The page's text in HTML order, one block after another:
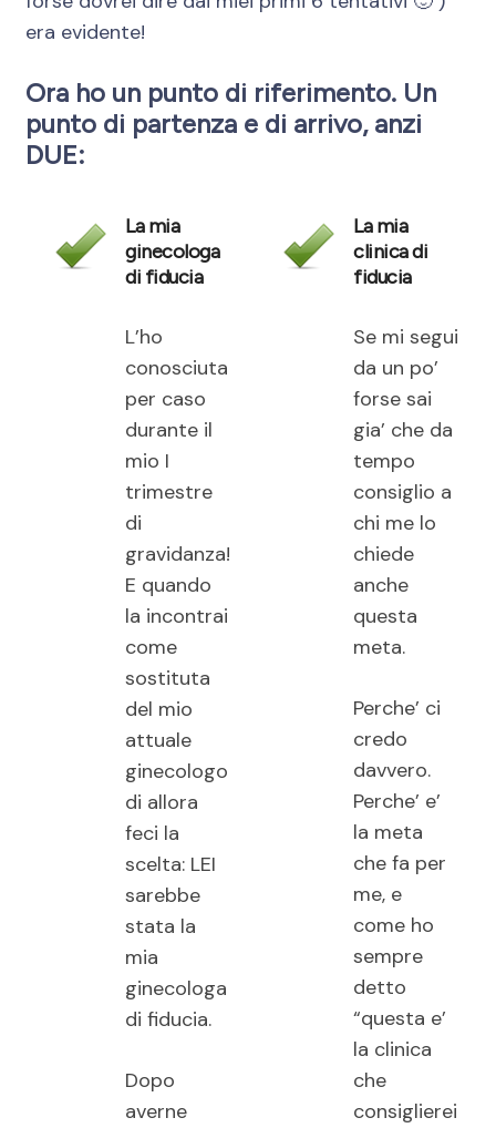
era evidente!
Ora ho un punto di riferimento. Un
punto di partenza e di arrivo, anzi
DUE:
La mia
ginecologa
di fiducia
L’ho
conosciuta
per caso
durante il
mio I
trimestre
di
gravidanza!
E quando
la incontrai
come
sostituta
del mio
attuale
ginecologo
di allora
feci la
scelta: LEI
sarebbe
stata la
mia
ginecologa
di fiducia.
Dopo
averne
La mia
clinica di
fiducia
Se mi segui
da un po’
forse sai
gia’ che da
tempo
consiglio a
chi me lo
chiede
anche
questa
meta.
Perche’ ci
credo
davvero.
Perche’ e’
la meta
che fa per
me, e
come ho
sempre
detto
“questa e’
la clinica
che
consiglierei